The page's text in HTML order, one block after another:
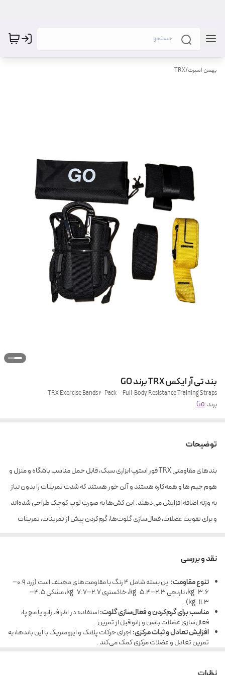
بهمن اسپرت/
TRX
بند تی آر ایکس TRX برند GO
TRX Exercise Bands 4‑Pack – Full‑Body Resistance Training Straps
برند:Go
توضیحات
بندهای مقاومتی TRX فور استرپ ابزاری سبک، قابل حمل مناسب باشگاه و منزل و
هوم جیم ها و همه‌کاره هستند و آلن خور هستند که شدت تمرینات را بدون نیاز
به وزنه اضافه افزایش می‌دهند. این کش‌ها به صورت لوپ کوچک طراحی شده‌اند
و برای تقویت عضلات، فعال‌سازی گلوت‌ها، گرم‌کردن پیش از تمرینات، تمرینات
نقد و بررسی
تنوع مقاومت:
این بسته شامل ۴ رنگ با مقاومت‌های مختلف است (زرد 0.9–
3.6 kg، نارنجی 2.3–5.4 kg، خاکستری 2.7–7.7 kg، مشکی 4.5–
11.3 kg) .
مناسب برای گرم‌کردن و فعال‌سازی گلوت:استفاده در اطراف زانو یا مچ پا،
فعال‌سازی عضلات باسن و زانو قبل از تمرین .
افزایش تعادل و ثبات مرکزی:اجرای حرکات پلانک و ایزومتریک با این باندها، به
تمرین تعادل و عضلات مرکزی کمک می‌کند .
ایجاد کنند .